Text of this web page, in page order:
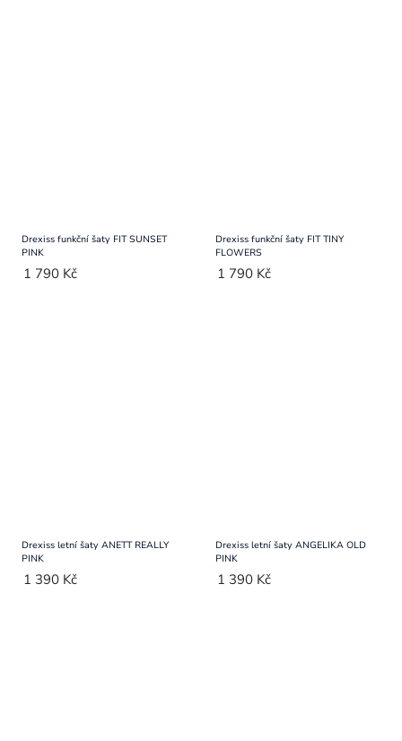
Drexiss funkční šaty FIT SUNSET
PINK
1 790 Kč
Drexiss funkční šaty FIT TINY
FLOWERS
1 790 Kč
Drexiss letní šaty ANETT REALLY
PINK
1 390 Kč
Drexiss letní šaty ANGELIKA OLD
PINK
1 390 Kč